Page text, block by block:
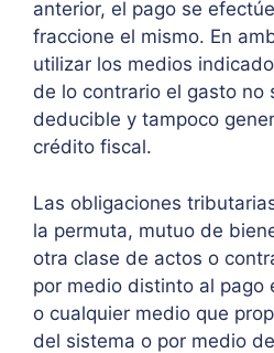
anterior, el pago se
fraccione el mismo. En
utilizar los medios
de lo contrario el gasto no
deducible y tampoco
crédito fiscal.
Las obligaciones
la permuta, mutuo de
otra clase de actos o
por medio distinto al pago
o cualquier medio que
del sistema o por medio